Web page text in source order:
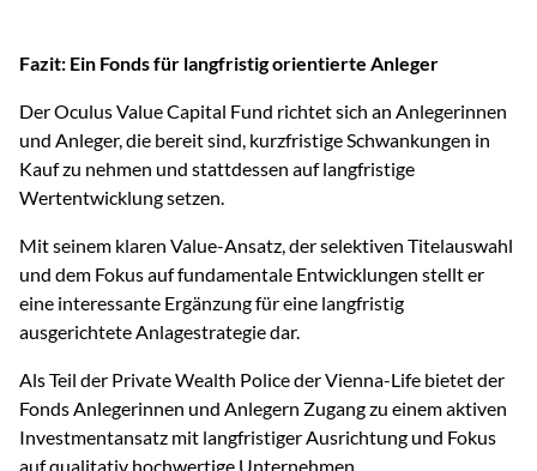
Fazit: Ein Fonds für langfristig orientierte Anleger
Der Oculus Value Capital Fund richtet sich an Anlegerinnen
und Anleger, die bereit sind, kurzfristige Schwankungen in
Kauf zu nehmen und stattdessen auf langfristige
Wertentwicklung setzen.
Mit seinem klaren Value-Ansatz, der selektiven Titelauswahl
und dem Fokus auf fundamentale Entwicklungen stellt er
eine interessante Ergänzung für eine langfristig
ausgerichtete Anlagestrategie dar.
Als Teil der Private Wealth Police der Vienna-Life bietet der
Fonds Anlegerinnen und Anlegern Zugang zu einem aktiven
Investmentansatz mit langfristiger Ausrichtung und Fokus
auf qualitativ hochwertige Unternehmen.